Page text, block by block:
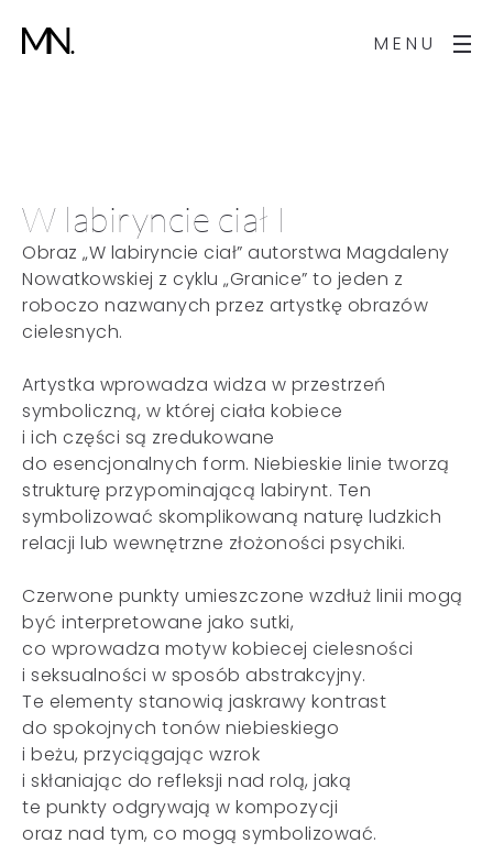
MENU
W labiryncie ciał I
Obraz „W labiryncie ciał” autorstwa Magdaleny
Nowatkowskiej z cyklu „Granice” to jeden z
roboczo nazwanych przez artystkę obrazów
cielesnych.
Artystka wprowadza widza w przestrzeń
symboliczną, w której ciała kobiece
i ich części są zredukowane
do esencjonalnych form. Niebieskie linie tworzą
strukturę przypominającą labirynt. Ten
symbolizować skomplikowaną naturę ludzkich
relacji lub wewnętrzne złożoności psychiki.
Czerwone punkty umieszczone wzdłuż linii mogą
być interpretowane jako sutki,
co wprowadza motyw kobiecej cielesności
i seksualności w sposób abstrakcyjny.
Te elementy stanowią jaskrawy kontrast
do spokojnych tonów niebieskiego
i beżu, przyciągając wzrok
i skłaniając do refleksji nad rolą, jaką
te punkty odgrywają w kompozycji
oraz nad tym, co mogą symbolizować.